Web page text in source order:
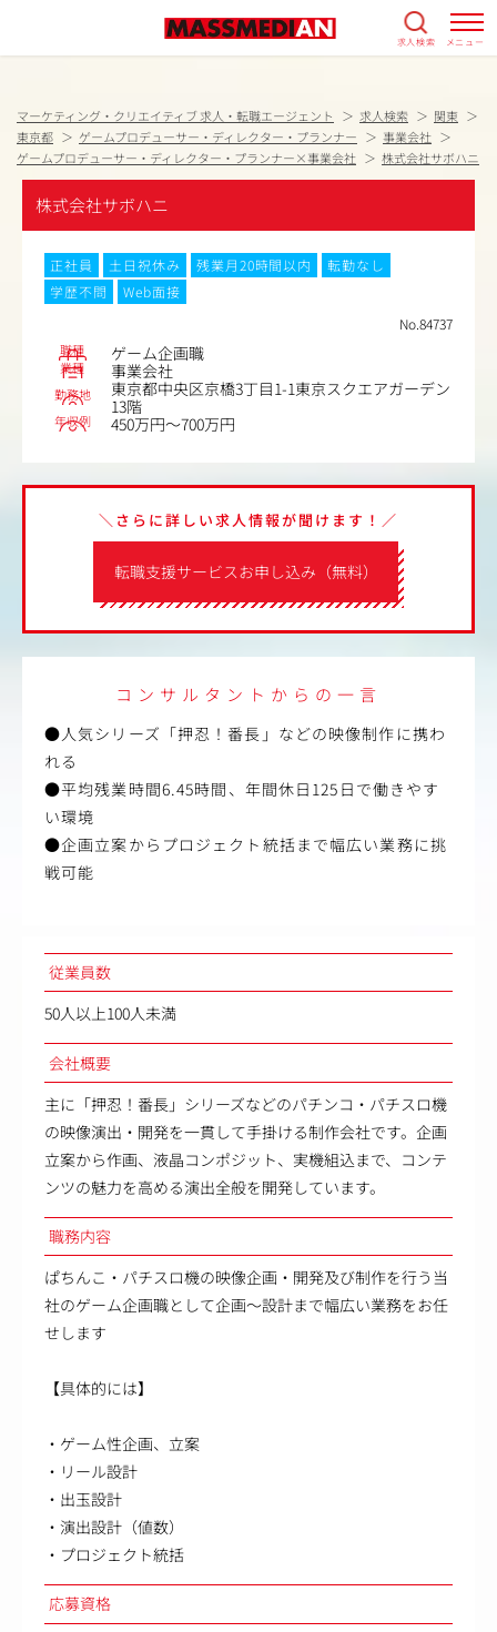
求人検索 メニュー
マーケティング・クリエイティブ 求人・転職エージェント 求人検索
関東
東京都
ゲームプロデューサー・ディレクター・プランナー
事業会社
ゲームプロデューサー・ディレクター・プランナー×事業会社
株式会社サボハニ
株式会社サボハニ
正社員 土日祝休み 残業月20時間以内
転勤なし
学歴不問
Web面接
No.84737
職種 ゲーム企画職
業種 事業会社
勤務地
東京都中央区京橋3丁目1-1東京スクエアガーデン
13階
年収例 450万円～700万円
転職支援サービスお申し込み（無料）
＼さらに詳しい求人情報が聞けます！／
コンサルタントからの一言
●人気シリーズ「押忍！番長」などの映像制作に携わ
れる
●平均残業時間6.45時間、年間休日125日で働きやす
い環境
●企画立案からプロジェクト統括まで幅広い業務に挑
戦可能
従業員数
50人以上100人未満
会社概要
主に「押忍！番長」シリーズなどのパチンコ・パチスロ機
の映像演出・開発を一貫して手掛ける制作会社です。企画
立案から作画、液晶コンポジット、実機組込まで、コンテ
ンツの魅力を高める演出全般を開発しています。
職務内容
ぱちんこ・パチスロ機の映像企画・開発及び制作を行う当
社のゲーム企画職として企画～設計まで幅広い業務をお任
せします
【具体的には】
・ゲーム性企画、立案
・リール設計
・出玉設計
・演出設計（値数）
・プロジェクト統括
応募資格